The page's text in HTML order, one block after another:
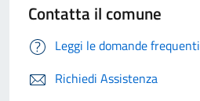
Contatta il comune
Leggi le domande frequenti
Richiedi Assistenza